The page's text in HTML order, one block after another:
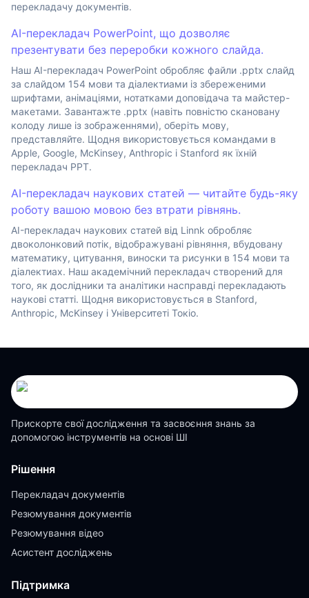
перекладачу документів.
AI-перекладач PowerPoint, що дозволяє
презентувати без переробки кожного слайда.
Наш AI-перекладач PowerPoint обробляє файли .pptx слайд
за слайдом 154 мови та діалектиами із збереженими
шрифтами, анімаціями, нотатками доповідача та майстер-
макетами. Завантажте .pptx (навіть повністю скановану
колоду лише із зображеннями), оберіть мову,
представляйте. Щодня використовується командами в
Apple, Google, McKinsey, Anthropic і Stanford як їхній
перекладач PPT.
AI-перекладач наукових статей — читайте будь-яку
роботу вашою мовою без втрати рівнянь.
AI-перекладач наукових статей від Linnk обробляє
двоколонковий потік, відображувані рівняння, вбудовану
математику, цитування, виноски та рисунки в 154 мови та
діалектиах. Наш академічний перекладач створений для
того, як дослідники та аналітики насправді перекладають
наукові статті. Щодня використовується в Stanford,
Anthropic, McKinsey і Університеті Токіо.
Прискорте свої дослідження та засвоєння знань за
допомогою інструментів на основі ШІ
Рішення
Перекладач документів
Резюмування документів
Резюмування відео
Асистент досліджень
Підтримка